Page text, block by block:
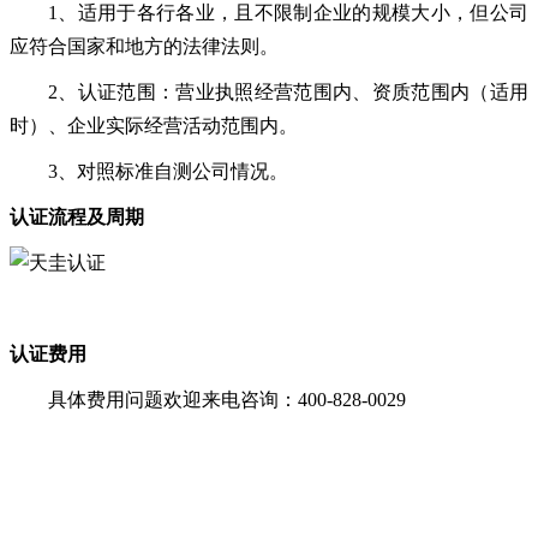
1、适用于各行各业，且不限制企业的规模大小，但公司
应符合国家和地方的法律法则。
2、认证范围：营业执照经营范围内、资质范围内（适用
时）、企业实际经营活动范围内。
3、对照标准自测公司情况。
认证流程及周期
认证费用
具体费用问题欢迎来电咨询： 400-828-0029